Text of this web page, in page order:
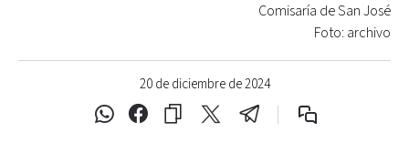
20 de diciembre de 2024
Comisaría de San José
Foto: archivo